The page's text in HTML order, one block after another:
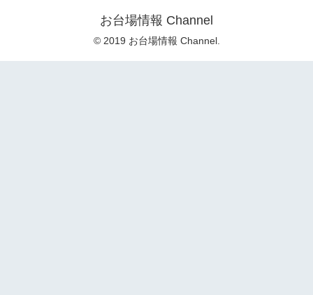
お台場情報 Channel
© 2019 お台場情報 Channel.